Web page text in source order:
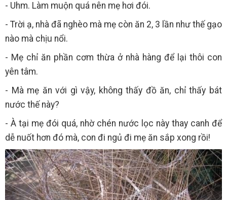
- Uhm. Làm muộn quá nên mẹ hơi đói.
- Trời ạ, nhà đã nghèo mà mẹ còn ăn 2, 3 lần như thế gạo
nào mà chịu nổi.
- Mẹ chỉ ăn phần cơm thừa ở nhà hàng để lại thôi con
yên tâm.
- Mà mẹ ăn với gì vậy, không thấy đồ ăn, chỉ thấy bát
nước thế này?
- À tại mẹ đói quá, nhờ chén nước lọc này thay canh để
dễ nuốt hơn đó mà, con đi ngủ đi mẹ ăn sắp xong rồi!